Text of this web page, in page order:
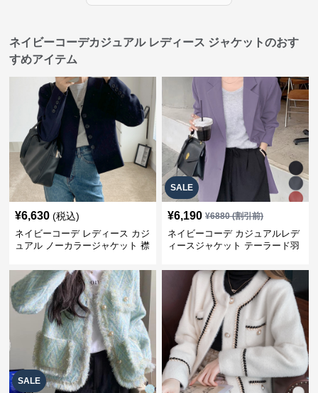
ネイビーコーデカジュアル レディース ジャケットのおす
すめアイテム
¥6,630 (税込)
ネイビーコーデ レディース カジ
ュアル ノーカラージャケット 襟
SALE
¥6,190 ¥6880(割引前)
ネイビーコーデ カジュアルレデ
ィースジャケット テーラード羽
SALE